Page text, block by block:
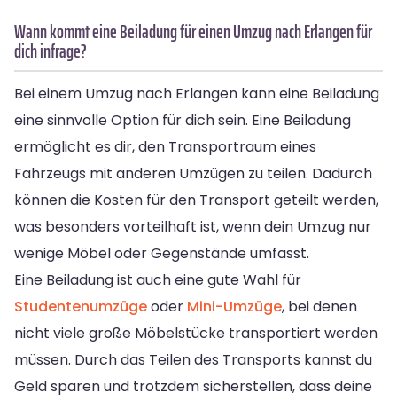
Wann kommt eine Beiladung für einen Umzug nach Erlangen für
dich infrage?
Bei einem Umzug nach Erlangen kann eine Beiladung
eine sinnvolle Option für dich sein. Eine Beiladung
ermöglicht es dir, den Transportraum eines
Fahrzeugs mit anderen Umzügen zu teilen. Dadurch
können die Kosten für den Transport geteilt werden,
was besonders vorteilhaft ist, wenn dein Umzug nur
wenige Möbel oder Gegenstände umfasst.
Eine Beiladung ist auch eine gute Wahl für
Studentenumzügeoder Mini-Umzüge, bei denen
nicht viele große Möbelstücke transportiert werden
müssen. Durch das Teilen des Transports kannst du
Geld sparen und trotzdem sicherstellen, dass deine